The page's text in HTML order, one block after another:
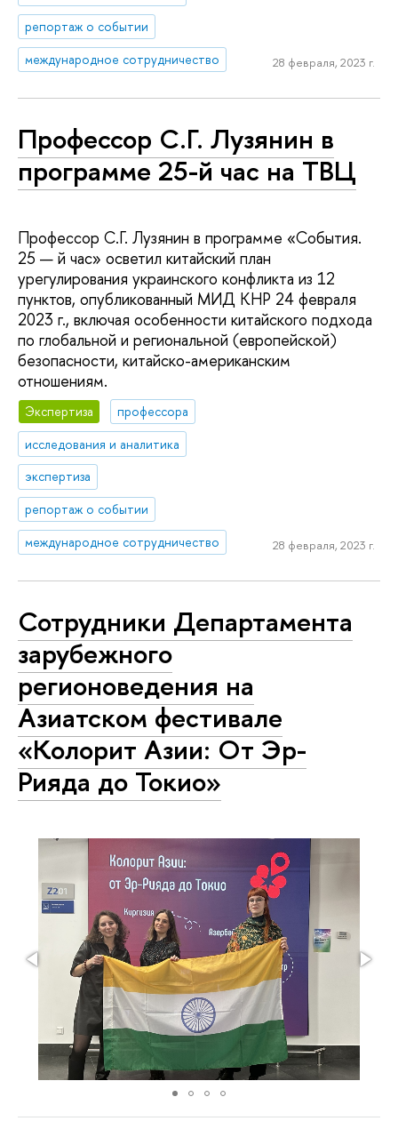
репортаж о событии
международное сотрудничество
28 февраля, 2023 г.
Профессор С.Г. Лузянин в
программе 25-й час на ТВЦ
Профессор С.Г. Лузянин в программе «События.
25 — й час» осветил китайский план
урегулирования украинского конфликта из 12
пунктов, опубликованный МИД КНР 24 февраля
2023 г., включая особенности китайского подхода
по глобальной и региональной (европейской)
безопасности, китайско-американским
отношениям.
Экспертиза
профессора
исследования и аналитика
экспертиза
репортаж о событии
международное сотрудничество
28 февраля, 2023 г.
Сотрудники Департамента
зарубежного
регионоведения на
Азиатском фестивале
«Колорит Азии: От Эр-
Рияда до Токио»